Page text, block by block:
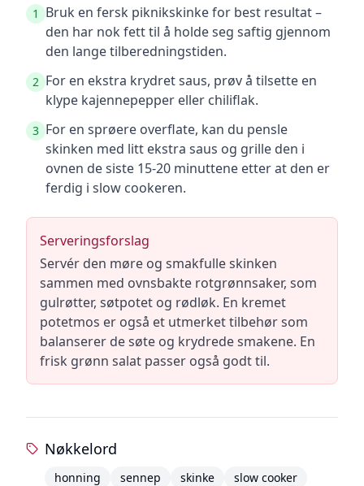
1
Bruk en fersk piknikskinke for best resultat –
den har nok fett til å holde seg saftig gjennom
den lange tilberedningstiden.
2 For en ekstra krydret saus, prøv å tilsette en
klype kajennepepper eller chiliflak.
3 For en sprøere overflate, kan du pensle
skinken med litt ekstra saus og grille den i
ovnen de siste 15-20 minuttene etter at den er
ferdig i slow cookeren.
Serveringsforslag
Servér den møre og smakfulle skinken
sammen med ovnsbakte rotgrønnsaker, som
gulrøtter, søtpotet og rødløk. En kremet
potetmos er også et utmerket tilbehør som
balanserer de søte og krydrede smakene. En
frisk grønn salat passer også godt til.
Nøkkelord
honning sennep skinke
slow cooker